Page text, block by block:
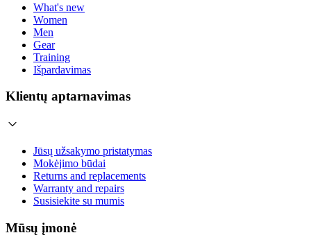
What's new
Women
Men
Gear
Training
Išpardavimas
Klientų aptarnavimas
Jūsų užsakymo pristatymas
Mokėjimo būdai
Returns and replacements
Warranty and repairs
Susisiekite su mumis
Mūsų įmonė